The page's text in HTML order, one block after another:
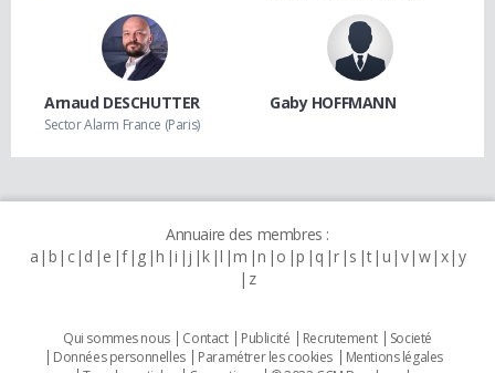
Arnaud DESCHUTTER
Sector Alarm France (Paris)
Gaby HOFFMANN
Annuaire des membres :
a b c d e f g h i j k l m n o p q r s t u v w x y
z
Qui sommes nous Contact Publicité Recrutement
Societé
Données personnelles
Paramétrer les cookies
Mentions légales